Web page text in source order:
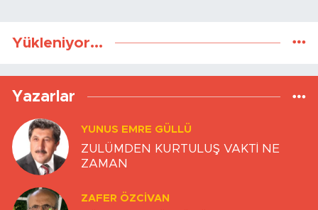
Yükleniyor...
Yazarlar
YUNUS EMRE GÜLLÜ
ZULÜMDEN KURTULUŞ VAKTİ NE
ZAMAN
ZAFER ÖZCIVAN